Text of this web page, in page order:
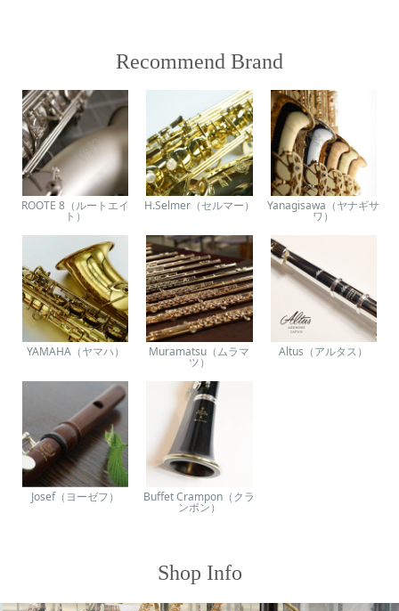
Recommend Brand
ROOTE 8（ルートエイ
ト）
H.Selmer（セルマー） Yanagisawa（ヤナギサ
ワ）
YAMAHA（ヤマハ） Muramatsu（ムラマ
ツ）
Altus（アルタス）
Josef（ヨーゼフ） Buffet Crampon（クラ
ンポン）
Shop Info